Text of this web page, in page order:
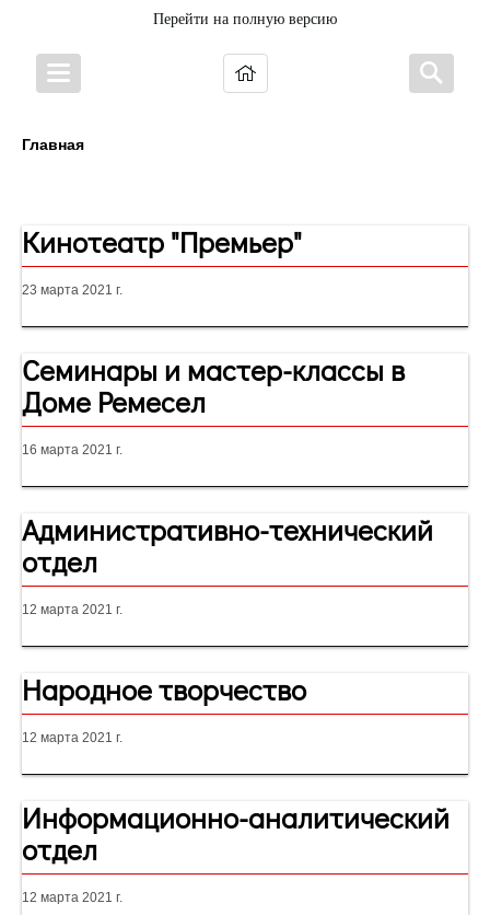
Перейти на полную версию
Главная
Кинотеатр "Премьер"
23 марта 2021 г.
Семинары и мастер-классы в
Доме Ремесел
16 марта 2021 г.
Административно-технический
отдел
12 марта 2021 г.
Народное творчество
12 марта 2021 г.
Информационно-аналитический
отдел
12 марта 2021 г.